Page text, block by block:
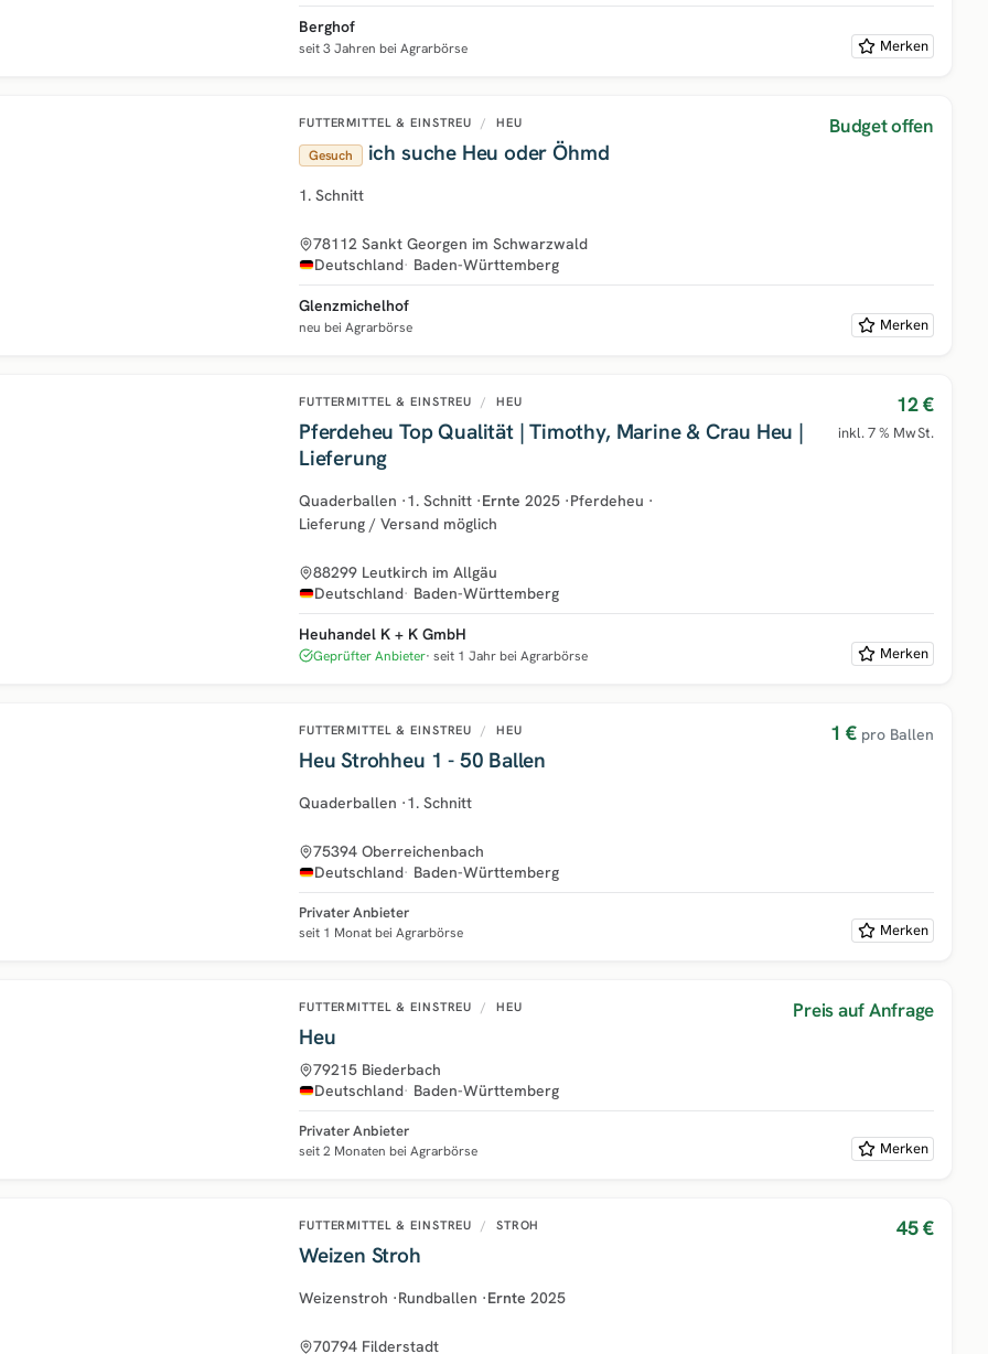
Berghof
seit 3 Jahren bei Agrarbörse Merken
FUTTERMITTEL & EINSTREU / HEU
Gesuch ich suche Heu oder Öhmd
Budget offen
1. Schnitt
78112 Sankt Georgen im Schwarzwald
Deutschland Baden-Württemberg
Glenzmichelhof
neu bei Agrarbörse Merken
FUTTERMITTEL & EINSTREU / HEU
Pferdeheu Top Qualität | Timothy, Marine & Crau Heu |
Lieferung
12 €
inkl. 7 % MwSt.
Quaderballen ·1. Schnitt ·Ernte 2025 ·Pferdeheu ·
Lieferung / Versand möglich
88299 Leutkirch im Allgäu
Deutschland Baden-Württemberg
Heuhandel K + K GmbH
Geprüfter Anbieter seit 1 Jahr bei Agrarbörse Merken
FUTTERMITTEL & EINSTREU / HEU
Heu Strohheu 1 - 50 Ballen
1 € pro Ballen
Quaderballen ·1. Schnitt
75394 Oberreichenbach
Deutschland Baden-Württemberg
Privater Anbieter
seit 1 Monat bei Agrarbörse Merken
FUTTERMITTEL & EINSTREU / HEU
Heu
Preis auf Anfrage
79215 Biederbach
Deutschland Baden-Württemberg
Privater Anbieter
seit 2 Monaten bei Agrarbörse Merken
FUTTERMITTEL & EINSTREU / STROH
Weizen Stroh
45 €
Weizenstroh ·Rundballen ·Ernte 2025
70794 Filderstadt